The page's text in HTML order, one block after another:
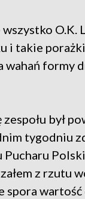
O.K.
i takie
wahań formy
był
tygodniu
z rzutu
wartość